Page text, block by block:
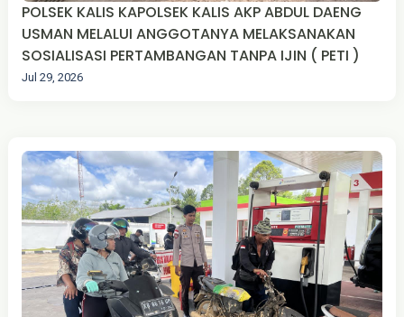
POLSEK KALIS KAPOLSEK KALIS AKP ABDUL DAENG
USMAN MELALUI ANGGOTANYA MELAKSANAKAN
SOSIALISASI PERTAMBANGAN TANPA IJIN ( PETI )
Jul 29, 2026